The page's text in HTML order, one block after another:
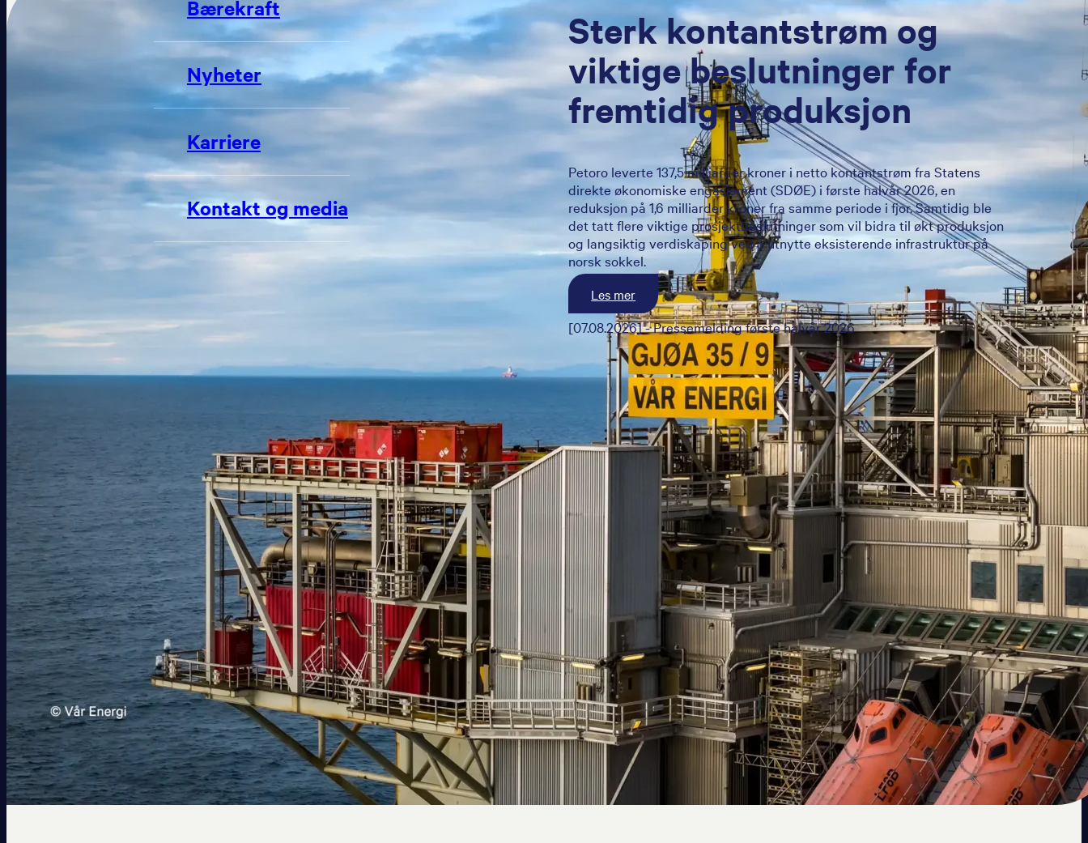
Bærekraft
Nyheter
Karriere
Kontakt og media
Sterk kontantstrøm og
viktige beslutninger for
fremtidig produksjon
Petoro leverte 137,5 milliarder kroner i netto kontantstrøm fra Statens
direkte økonomiske engasjement (SDØE) i første halvår 2026, en
reduksjon på 1,6 milliarder kroner fra samme periode i fjor. Samtidig ble
det tatt flere viktige prosjektbeslutninger som vil bidra til økt produksjon
og langsiktig verdiskaping ved å utnytte eksisterende infrastruktur på
norsk sokkel.
Les mer
[07.08.2026] - Pressemelding første halvår 2026